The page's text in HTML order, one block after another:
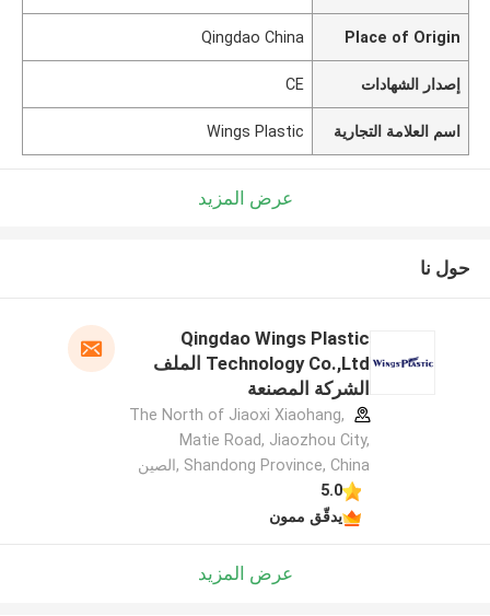
Place of Origin
Qingdao China
إصدار الشهادات CE
اسم العلامة التجارية Wings Plastic
عرض المزيد
حول نا
Qingdao Wings Plastic
Technology Co.,Ltd الملف
الشركة المصنعة
The North of Jiaoxi Xiaohang,
Matie Road, Jiaozhou City,
Shandong Province, China ,الصين
5.0
يدقّق ممون
عرض المزيد